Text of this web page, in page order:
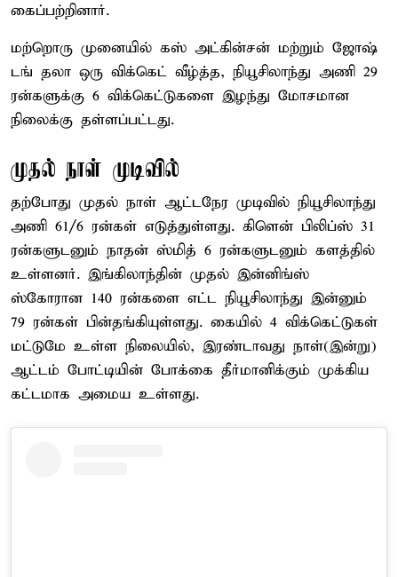
கைப்பற்றினார்.
மற்றொரு முனையில் கஸ் அட்கின்சன் மற்றும் ஜோஷ்
டங் தலா ஒரு விக்கெட் வீழ்த்த, நியூசிலாந்து அணி 29
ரன்களுக்கு 6 விக்கெட்டுகளை இழந்து மோசமான
நிலைக்கு தள்ளப்பட்டது.
முதல் நாள் முடிவில்
தற்போது முதல் நாள் ஆட்டநேர முடிவில் நியூசிலாந்து
அணி 61/6 ரன்கள் எடுத்துள்ளது. கிளென் பிலிப்ஸ் 31
ரன்களுடனும் நாதன் ஸ்மித் 6 ரன்களுடனும் களத்தில்
உள்ளனர். இங்கிலாந்தின் முதல் இன்னிங்ஸ்
ஸ்கோரான 140 ரன்களை எட்ட நியூசிலாந்து இன்னும்
79 ரன்கள் பின்தங்கியுள்ளது. கையில் 4 விக்கெட்டுகள்
மட்டுமே உள்ள நிலையில், இரண்டாவது நாள்(இன்று)
ஆட்டம் போட்டியின் போக்கை தீர்மானிக்கும் முக்கிய
கட்டமாக அமைய உள்ளது.